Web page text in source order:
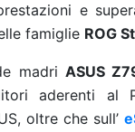
e
famiglie ROG
madri ASUS
aderenti al
oltre che sull’